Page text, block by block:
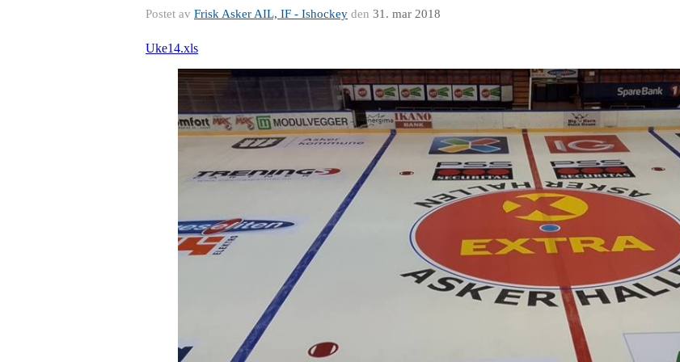
Postet av Frisk Asker AIL, IF - Ishockey den 31. mar 2018
Uke14.xls